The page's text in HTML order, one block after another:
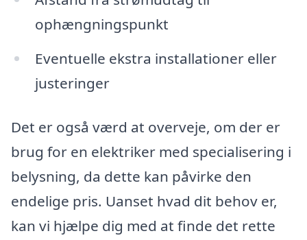
ophængningspunkt
Eventuelle ekstra installationer eller
justeringer
Det er også værd at overveje, om der er
brug for en elektriker med specialisering i
belysning, da dette kan påvirke den
endelige pris. Uanset hvad dit behov er,
kan vi hjælpe dig med at finde det rette